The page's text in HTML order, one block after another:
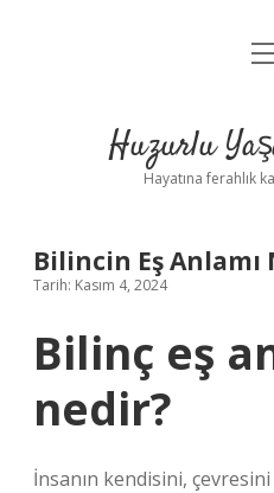
Yasal
Huzurlu
Hayatına ferahlık
Bilincin Eş Anlamı
Tarih: Kasım 4, 2024
Bilinç eş
nedir?
İnsanın kendisini,